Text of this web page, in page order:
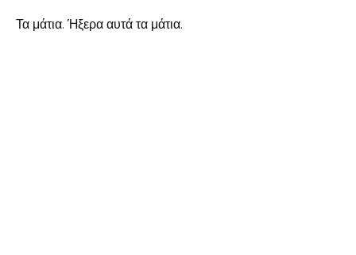
Τα μάτια. Ήξερα αυτά τα μάτια.